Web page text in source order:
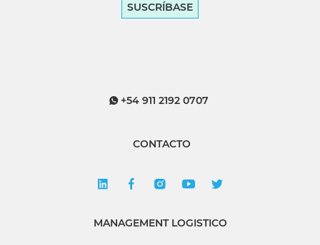
SUSCRÍBASE
+54 911 2192 0707
CONTACTO
MANAGEMENT LOGISTICO